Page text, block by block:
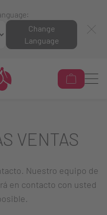
Change
Language
VENTAS
Nuestro equipo de
en contacto con usted